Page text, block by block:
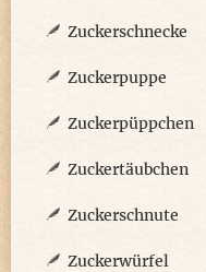
Zuckerschnecke
Zuckerpuppe
Zuckerpüppchen
Zuckertäubchen
Zuckerschnute
Zuckerwürfel